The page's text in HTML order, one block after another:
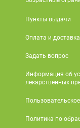
Пункты выдачи
Оплата и доставка
Задать вопрос
Информация об
лекарственных
Политика по